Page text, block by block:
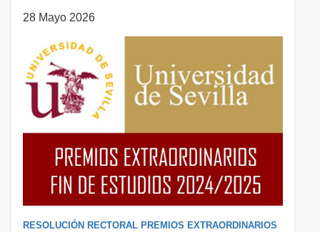
28 Mayo 2026
RESOLUCIÓN RECTORAL PREMIOS EXTRAORDINARIOS